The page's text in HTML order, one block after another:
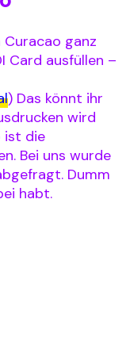
Curacao ganz
Card ausfüllen –
) Das könnt ihr
wird
ist die
Bei uns wurde
Dumm
habt.